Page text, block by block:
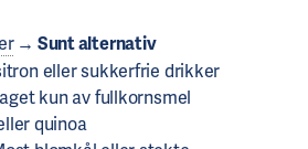
→ Sunt alternativ
eller sukkerfrie drikker
kun av fullkornsmel
quinoa